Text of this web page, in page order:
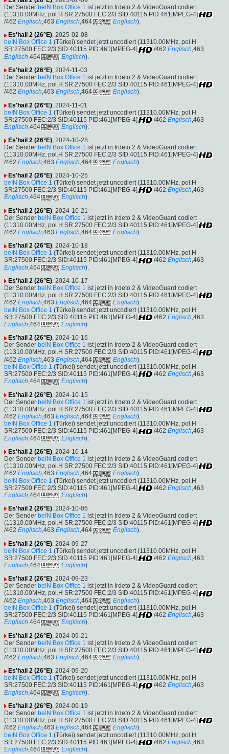
Der Sender beIN Box Office 1 ist jetzt in Irdeto 2 & VideoGuard codiert
(11310.00MHz, pol.H SR:27500 FEC:2/3 SID:40115 PID:461[MPEG-4]
/462 Englisch,463 Englisch,464 Englisch).
Es'hail 2 (26°E), 2025-02-08
beIN Box Office 1 (Türkei) sendet jetzt uncodiert (11310.00MHz, pol.H
SR:27500 FEC:2/3 SID:40115 PID:461[MPEG-4]
/462 Englisch,463
Englisch ,464 Englisch).
Es'hail 2 (26°E), 2024-11-03
Der Sender beIN Box Office 1 ist jetzt in Irdeto 2 & VideoGuard codiert
(11310.00MHz, pol.H SR:27500 FEC:2/3 SID:40115 PID:461[MPEG-4]
/462 Englisch,463 Englisch,464 Englisch).
Es'hail 2 (26°E) , 2024-11-01
beIN Box Office 1 (Türkei) sendet jetzt uncodiert (11310.00MHz, pol.H
SR:27500 FEC:2/3 SID:40115 PID:461[MPEG-4]
/462 Englisch ,463
Englisch,464 Englisch).
Es'hail 2 (26°E), 2024-10-28
Der Sender beIN Box Office 1 ist jetzt in Irdeto 2 & VideoGuard codiert
(11310.00MHz, pol.H SR:27500 FEC:2/3 SID:40115 PID:461[MPEG-4]
/462 Englisch ,463 Englisch ,464 Englisch).
Es'hail 2 (26°E), 2024-10-25
beIN Box Office 1 (Türkei) sendet jetzt uncodiert (11310.00MHz, pol.H
SR:27500 FEC:2/3 SID:40115 PID:461[MPEG-4]
/462 Englisch,463
Englisch,464 Englisch).
Es'hail 2 (26°E) , 2024-10-21
Der Sender beIN Box Office 1 ist jetzt in Irdeto 2 & VideoGuard codiert
(11310.00MHz, pol.H SR:27500 FEC:2/3 SID:40115 PID:461[MPEG-4]
/462 Englisch,463 Englisch,464 Englisch).
Es'hail 2 (26°E), 2024-10-18
beIN Box Office 1 (Türkei) sendet jetzt uncodiert (11310.00MHz, pol.H
SR:27500 FEC:2/3 SID:40115 PID:461[MPEG-4]
/462 Englisch,463
Englisch ,464 Englisch).
Es'hail 2 (26°E), 2024-10-17
Der Sender beIN Box Office 1 ist jetzt in Irdeto 2 & VideoGuard codiert
(11310.00MHz, pol.H SR:27500 FEC:2/3 SID:40115 PID:461[MPEG-4]
/462 Englisch,463 Englisch,464 Englisch).
beIN Box Office 1 (Türkei) sendet jetzt uncodiert (11310.00MHz, pol.H
SR:27500 FEC:2/3 SID:40115 PID:461[MPEG-4]
/462 Englisch ,463
Englisch,464 Englisch).
Es'hail 2 (26°E), 2024-10-16
Der Sender beIN Box Office 1 ist jetzt in Irdeto 2 & VideoGuard codiert
(11310.00MHz, pol.H SR:27500 FEC:2/3 SID:40115 PID:461[MPEG-4]
/462 Englisch ,463 Englisch ,464 Englisch).
beIN Box Office 1 (Türkei) sendet jetzt uncodiert (11310.00MHz, pol.H
SR:27500 FEC:2/3 SID:40115 PID:461[MPEG-4]
/462 Englisch,463
Englisch,464 Englisch).
Es'hail 2 (26°E) , 2024-10-15
Der Sender beIN Box Office 1 ist jetzt in Irdeto 2 & VideoGuard codiert
(11310.00MHz, pol.H SR:27500 FEC:2/3 SID:40115 PID:461[MPEG-4]
/462 Englisch,463 Englisch,464 Englisch).
beIN Box Office 1 (Türkei) sendet jetzt uncodiert (11310.00MHz, pol.H
SR:27500 FEC:2/3 SID:40115 PID:461[MPEG-4]
/462 Englisch,463
Englisch ,464 Englisch).
Es'hail 2 (26°E), 2024-10-14
Der Sender beIN Box Office 1 ist jetzt in Irdeto 2 & VideoGuard codiert
(11310.00MHz, pol.H SR:27500 FEC:2/3 SID:40115 PID:461[MPEG-4]
/462 Englisch,463 Englisch,464 Englisch).
beIN Box Office 1 (Türkei) sendet jetzt uncodiert (11310.00MHz, pol.H
SR:27500 FEC:2/3 SID:40115 PID:461[MPEG-4]
/462 Englisch ,463
Englisch,464 Englisch).
Es'hail 2 (26°E), 2024-10-05
Der Sender beIN Box Office 1 ist jetzt in Irdeto 2 & VideoGuard codiert
(11310.00MHz, pol.H SR:27500 FEC:2/3 SID:40115 PID:461[MPEG-4]
/462 Englisch,463 Englisch,464 Englisch).
Es'hail 2 (26°E), 2024-09-27
beIN Box Office 1 (Türkei) sendet jetzt uncodiert (11310.00MHz, pol.H
SR:27500 FEC:2/3 SID:40115 PID:461[MPEG-4]
/462 Englisch,463
Englisch,464 Englisch).
Es'hail 2 (26°E), 2024-09-23
Der Sender beIN Box Office 1 ist jetzt in Irdeto 2 & VideoGuard codiert
(11310.00MHz, pol.H SR:27500 FEC:2/3 SID:40115 PID:461[MPEG-4]
/462 Englisch ,463 Englisch ,464 Englisch).
beIN Box Office 1 (Türkei) sendet jetzt uncodiert (11310.00MHz, pol.H
SR:27500 FEC:2/3 SID:40115 PID:461[MPEG-4]
/462 Englisch,463
Englisch,464 Englisch).
Es'hail 2 (26°E) , 2024-09-21
Der Sender beIN Box Office 1 ist jetzt in Irdeto 2 & VideoGuard codiert
(11310.00MHz, pol.H SR:27500 FEC:2/3 SID:40115 PID:461[MPEG-4]
/462 Englisch,463 Englisch,464 Englisch).
Es'hail 2 (26°E), 2024-09-20
beIN Box Office 1 (Türkei) sendet jetzt uncodiert (11310.00MHz, pol.H
SR:27500 FEC:2/3 SID:40115 PID:461[MPEG-4]
/462 Englisch,463
Englisch ,464 Englisch).
Es'hail 2 (26°E), 2024-09-19
Der Sender beIN Box Office 1 ist jetzt in Irdeto 2 & VideoGuard codiert
(11310.00MHz, pol.H SR:27500 FEC:2/3 SID:40115 PID:461[MPEG-4]
/462 Englisch,463 Englisch,464 Englisch).
beIN Box Office 1 (Türkei) sendet jetzt uncodiert (11310.00MHz, pol.H
SR:27500 FEC:2/3 SID:40115 PID:461[MPEG-4]
/462 Englisch ,463
Englisch,464 Englisch).